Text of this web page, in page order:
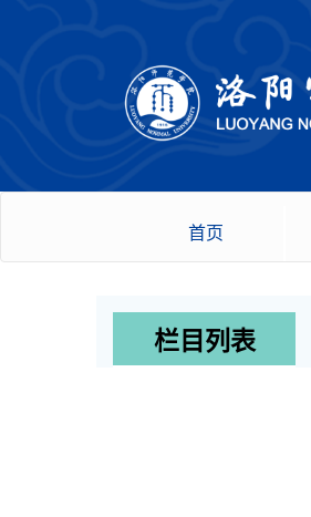
首页
栏目列表